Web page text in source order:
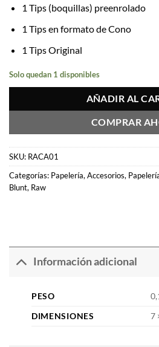
1 Tips (boquillas) preenrolado
1 Tips en formato de Cono
1 Tips Original
Solo quedan 1 disponibles
AÑADIR AL
COMPRAR
SKU: RACA01
Categorías: Papelería, Accesorios,
Blunt, Raw
Información adicional
PESO
DIMENSIONES
7